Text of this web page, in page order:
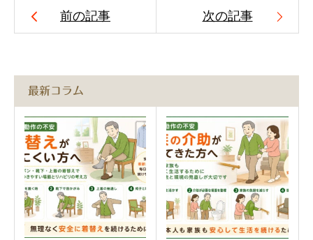
前の記事 次の記事
最新コラム